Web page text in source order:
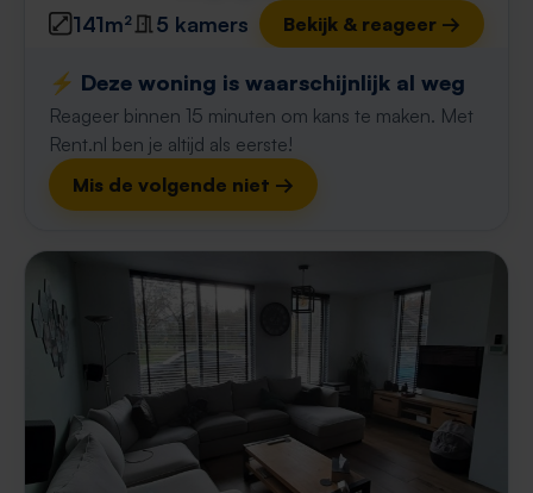
141m² 5 kamers Bekijk & reageer →
⚡️ Deze woning is waarschijnlijk al weg
Reageer binnen 15 minuten om kans te maken. Met
Rent.nl ben je altijd als eerste!
Mis de volgende niet →